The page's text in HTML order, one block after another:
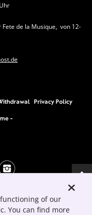
de la Musique, von 12-
Privacy Policy
-
of our
You can find more